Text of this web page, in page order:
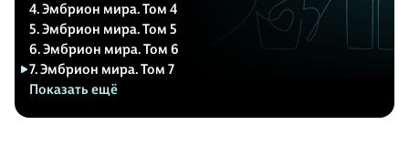
4. Эмбрион мира. Том 4
5. Эмбрион мира. Том 5
6. Эмбрион мира. Том 6
7. Эмбрион мира. Том 7
Показать ещё